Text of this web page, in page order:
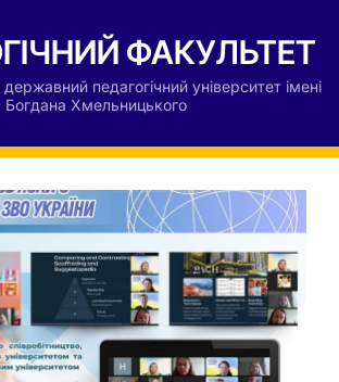
ФАКУЛЬТЕТ
педагогічний університет імені
Богдана Хмельницького